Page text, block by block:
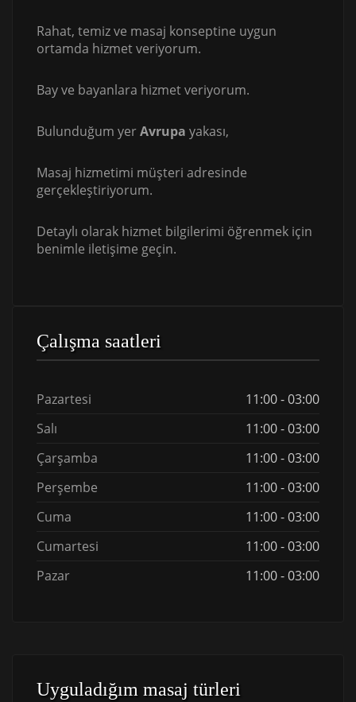
Rahat, temiz ve masaj konseptine uygun
ortamda hizmet veriyorum.
Bay ve bayanlara hizmet veriyorum.
Bulunduğum yerAvrupa yakası,
Masaj hizmetimi müşteri adresinde
gerçekleştiriyorum.
Detaylı olarak hizmet bilgilerimi öğrenmek için
benimle iletişime geçin.
Çalışma saatleri
Pazartesi
11:00 - 03:00
Salı
11:00 - 03:00
Çarşamba
11:00 - 03:00
Perşembe
11:00 - 03:00
Cuma
11:00 - 03:00
Cumartesi
11:00 - 03:00
Pazar
11:00 - 03:00
Uyguladığım masaj türleri